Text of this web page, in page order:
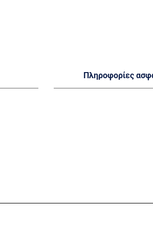
Πληροφορίες